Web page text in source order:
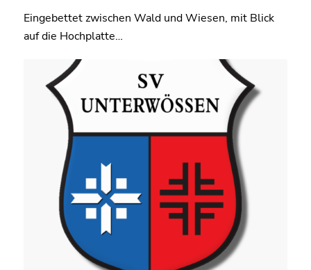
Eingebettet zwischen Wald und Wiesen, mit Blick
auf die Hochplatte…